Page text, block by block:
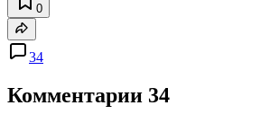
0
34
Комментарии 34